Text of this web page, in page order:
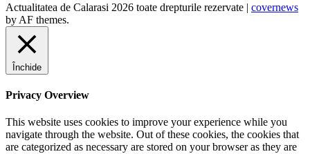
Actualitatea de Calarasi 2026 toate drepturile rezervate | covernews
by AF themes.
Închide
Privacy Overview
This website uses cookies to improve your experience while you
navigate through the website. Out of these cookies, the cookies that
are categorized as necessary are stored on your browser as they are